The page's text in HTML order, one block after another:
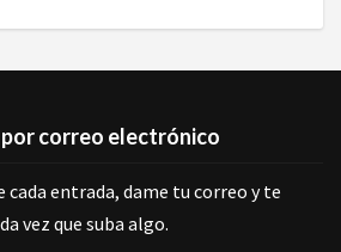
correo electrónico
cada entrada, dame tu correo y te
vez que suba algo.